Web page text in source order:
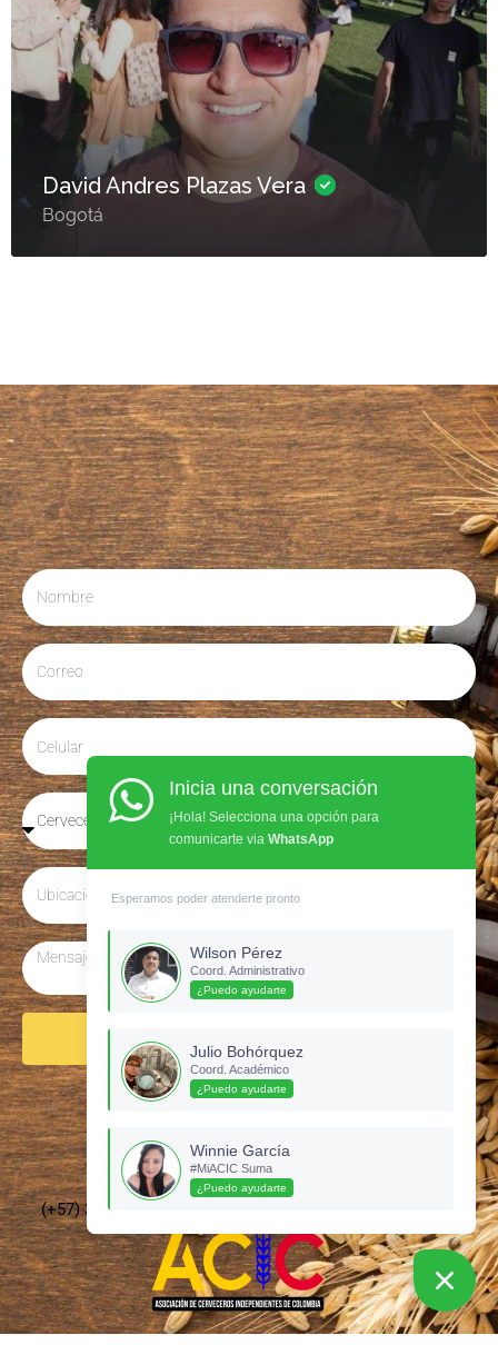
David Andres Plazas Vera
Bogotá
Síguenos en Instagram
(+57) 3135437210 –
Inicia una conversación
¡Hola! Selecciona una opción para
comunicarte via WhatsApp
Esperamos poder atenderte pronto
Wilson Pérez
Coord. Administrativo
¿Puedo ayudarte
Julio Bohórquez
Coord. Académico
¿Puedo ayudarte
Winnie García
#MiACIC Suma
¿Puedo ayudarte